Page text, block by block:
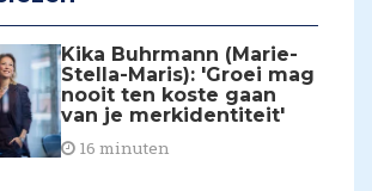
Kika Buhrmann (Marie-
Stella-Maris): 'Groei mag
nooit ten koste gaan
van je merkidentiteit'
16 minuten